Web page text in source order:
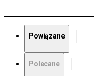
Powiązane
Polecane